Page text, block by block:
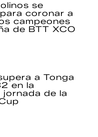
se
coronar a
campeones
de BTT XCO
a Tonga
en la
jornada de la